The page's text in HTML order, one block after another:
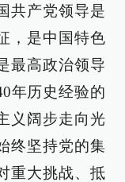
共产党领导是
，是中国特色
最高政治领导
年历史经验的
义阔步走向光
终坚持党的集
重大挑战、抵